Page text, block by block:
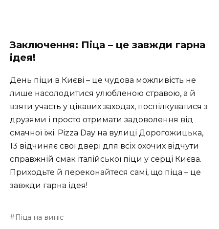
Заключення: Піца – це завжди гарна
ідея!
День піци в Києві – це чудова можливість не
лише насолодитися улюбленою стравою, а й
взяти участь у цікавих заходах, поспілкуватися з
друзями і просто отримати задоволення від
смачної їжі. Pizza Day на вулиці Дорогожицька,
13 відчиняє свої двері для всіх охочих відчути
справжній смак італійської піци у серці Києва.
Приходьте й переконайтеся самі, що піца – це
завжди гарна ідея!
Піца на виніс